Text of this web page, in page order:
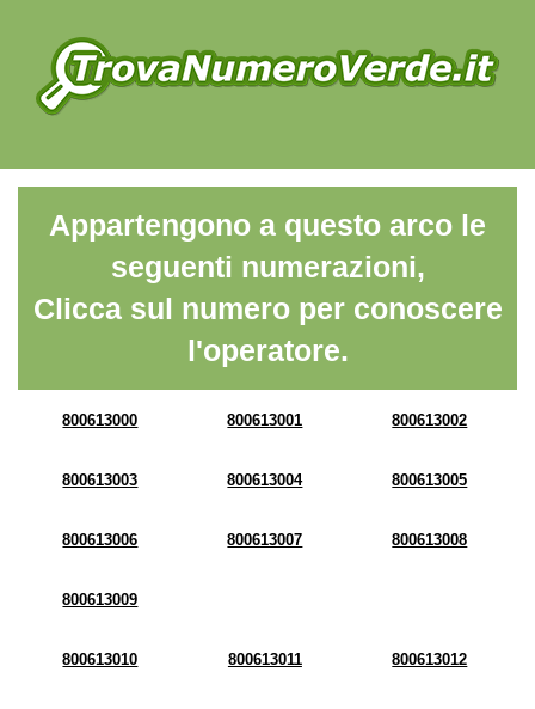
Appartengono a questo arco le
seguenti numerazioni,
Clicca sul numero per conoscere
l'operatore.
800613000 800613001 800613002
800613003 800613004 800613005
800613006 800613007 800613008
800613009
800613010 800613011 800613012